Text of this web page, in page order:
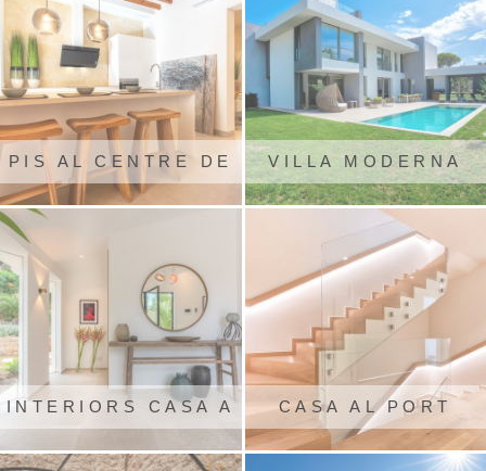
PIS AL CENTRE DE
PALMA
VILLA MODERNA
SANTA PONÇA
INTERIORS CASA A
SANTA PONÇA
CASA AL PORT
D'ANDRATX